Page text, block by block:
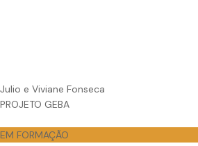
Julio e Viviane Fonseca
PROJETO GEBA
EM FORMAÇÃO